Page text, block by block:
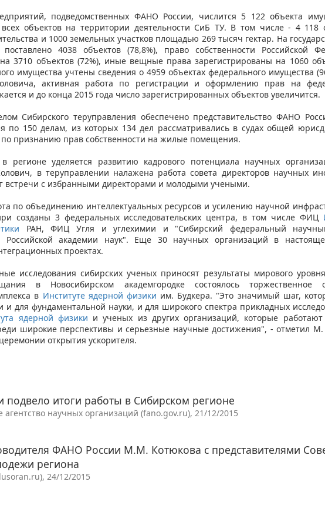
подведомственных ФАНО России, числится 5 122 объекта
объектов на территории деятельности СиБ ТУ. В том числе - 4 118
и 1000 земельных участков площадью 269 тысяч гектар. На
поставлено 4038 объектов (78,8%), право собственности Российской
3710 объектов (72%), иные вещные права зарегистрированы на 1060
имущества учтены сведения о 4959 объектах федерального имущества
активная работа по регистрации и оформлению прав на
и до конца 2015 года число зарегистрированных объектов увеличится.
Сибирского теруправления обеспечено представительство ФАНО
по 150 делам, из которых 134 дел рассматривались в судах общей
по признанию прав собственности на жилые помещения.
регионе уделяется развитию кадрового потенциала научных
в теруправлении налажена работа совета директоров научных
встречи с избранными директорами и молодыми учеными.
по объединению интеллектуальных ресурсов и усилению научной
созданы 3 федеральных исследовательских центра, в том числе ФИЦ
РАН, ФИЦ Угля и углехимии и "Сибирский федеральный
Российской академии наук". Еще 30 научных организаций в
проектах.
исследования сибирских ученых приносят результаты мирового
в Новосибирском академгородке состоялось торжественное
в Институте ядерной физики им. Будкера. "Это значимый шаг,
и для фундаментальной науки, и для широкого спектра прикладных
ядерной физики и ученых из других организаций, которые
широкие перспективы и серьезные научные достижения", - отметил
открытия ускорителя.
итоги работы в Сибирском регионе
агентство научных организаций (fano.gov.ru), 21/12/2015
ФАНО России М.М. Котюкова с представителями
региона
24/12/2015